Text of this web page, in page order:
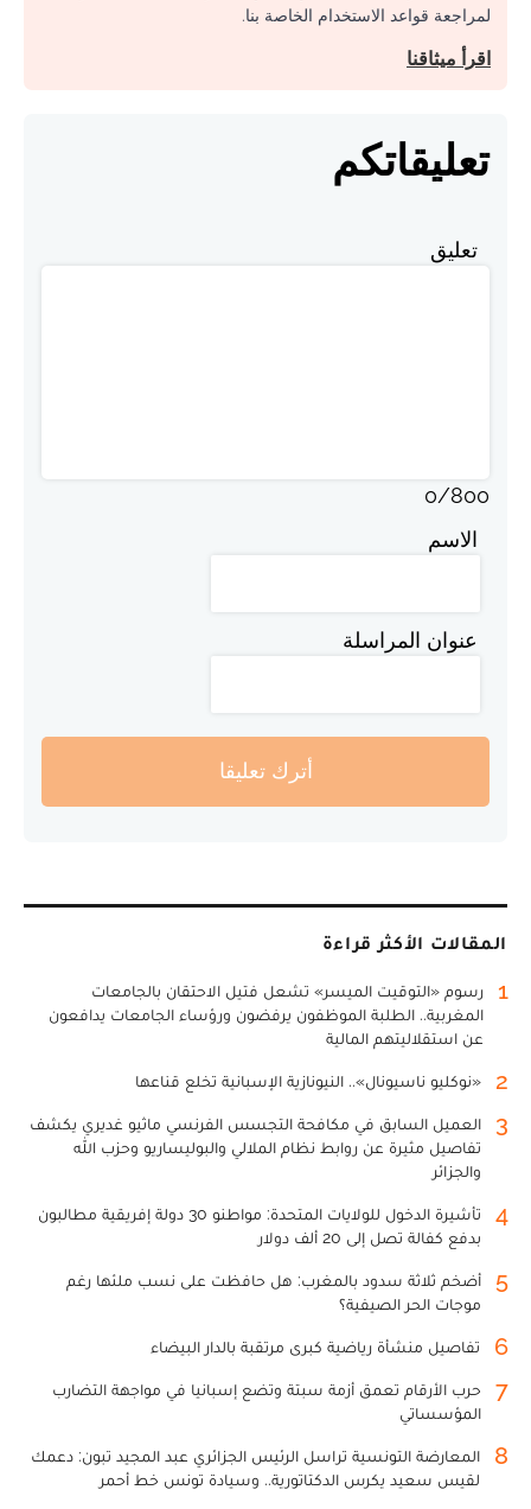
لمراجعة قواعد الاستخدام الخاصة بنا.
اقرأ ميثاقنا
تعليقاتكم
تعليق
0/800
الاسم
عنوان المراسلة
أترك تعليقا
المقالات الأكثر قراءة
1
رسوم «التوقيت الميسر» تشعل فتيل الاحتقان بالجامعات
المغربية.. الطلبة الموظفون يرفضون ورؤساء الجامعات يدافعون
عن استقلاليتهم المالية
2 «نوكليو ناسيونال».. النيونازية الإسبانية تخلع قناعها
3
العميل السابق في مكافحة التجسس الفرنسي ماثيو غديري يكشف
تفاصيل مثيرة عن روابط نظام الملالي والبوليساريو وحزب الله
والجزائر
4
تأشيرة الدخول للولايات المتحدة: مواطنو 30 دولة إفريقية مطالبون
بدفع كفالة تصل إلى 20 ألف دولار
5
أضخم ثلاثة سدود بالمغرب: هل حافظت على نسب ملئها رغم
موجات الحر الصيفية؟
6 تفاصيل منشأة رياضية كبرى مرتقبة بالدار البيضاء
7
حرب الأرقام تعمق أزمة سبتة وتضع إسبانيا في مواجهة التضارب
المؤسساتي
8
المعارضة التونسية تراسل الرئيس الجزائري عبد المجيد تبون: دعمك
لقيس سعيد يكرس الدكتاتورية.. وسيادة تونس خط أحمر